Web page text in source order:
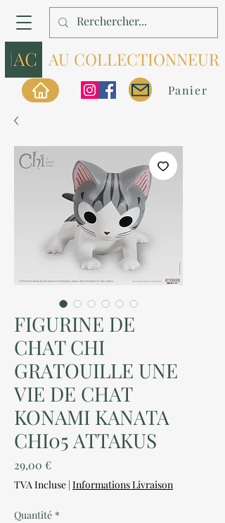
AU COLLECTIONNEUR
Panier
FIGURINE DE
CHAT CHI
GRATOUILLE UNE
VIE DE CHAT
KONAMI KANATA
CHI05 ATTAKUS
29,00 €Prix
TVA Incluse | Informations Livraison
Quantité *